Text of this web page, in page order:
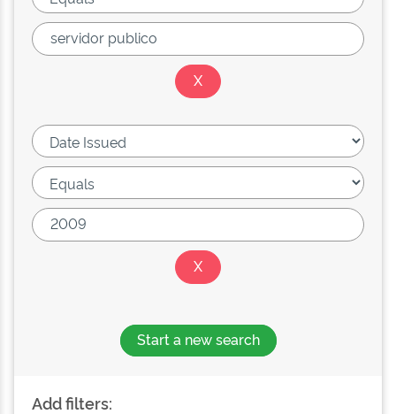
Start a new search
Add filters: